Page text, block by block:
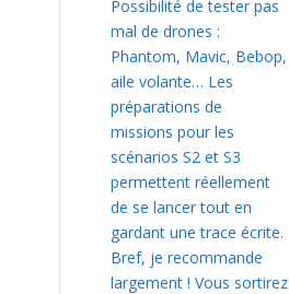
Possibilité de tester pas
mal de drones :
Phantom, Mavic, Bebop,
aile volante… Les
préparations de
missions pour les
scénarios S2 et S3
permettent réellement
de se lancer tout en
gardant une trace écrite.
Bref, je recommande
largement ! Vous sortirez